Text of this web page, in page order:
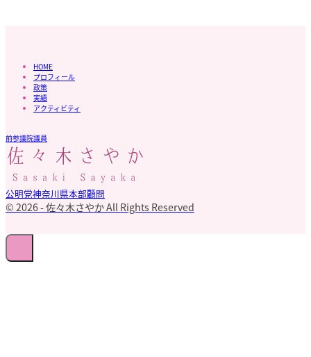
HOME
プロフィール
政策
実績
アクティビティ
前参議院議員
公明党神奈川県本部顧問
© 2026 - 佐々木さやか All Rights Reserved